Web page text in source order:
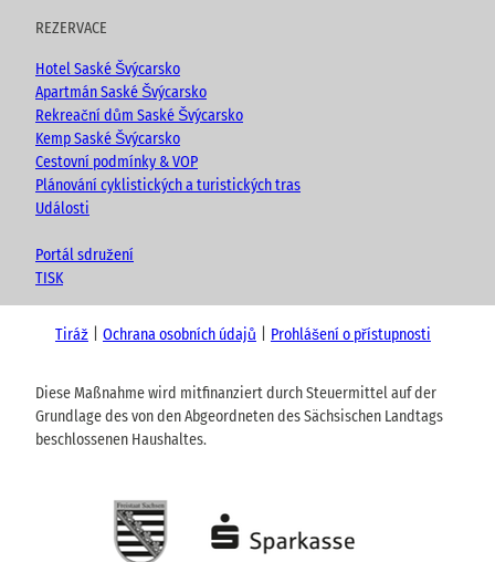
REZERVACE
Hotel Saské Švýcarsko
Apartmán Saské Švýcarsko
Rekreační dům Saské Švýcarsko
Kemp Saské Švýcarsko
Cestovní podmínky & VOP
Plánování cyklistických a turistických tras
Události
Portál sdružení
TISK
Tiráž Ochrana osobních údajů Prohlášení o přístupnosti
Diese Maßnahme wird mitfinanziert durch Steuermittel auf der
Grundlage des von den Abgeordneten des Sächsischen Landtags
beschlossenen Haushaltes.